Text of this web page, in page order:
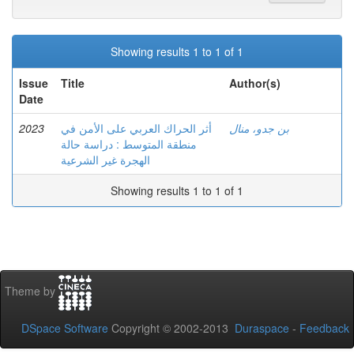
Showing results 1 to 1 of 1
Issue
Date
Title Author(s)
2023
أثر الحراك العربي على الأمن في
منطقة المتوسط : دراسة حالة
الهجرة غير الشرعية
بن جدو، منال
Showing results 1 to 1 of 1
Theme by
DSpace Software Copyright © 2002-2013 Duraspace - Feedback